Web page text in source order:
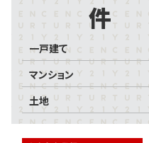
件
一戸建て
マンション
土地